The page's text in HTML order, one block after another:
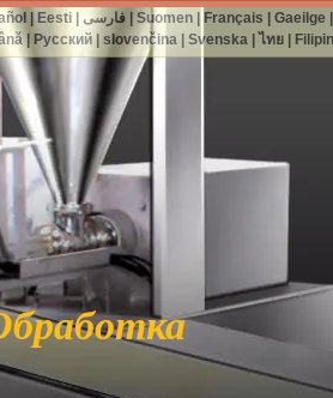
Eesti| فارسی| Suomen| Français Gaeilge
Русский |slovenčina |Svenska |ไทย